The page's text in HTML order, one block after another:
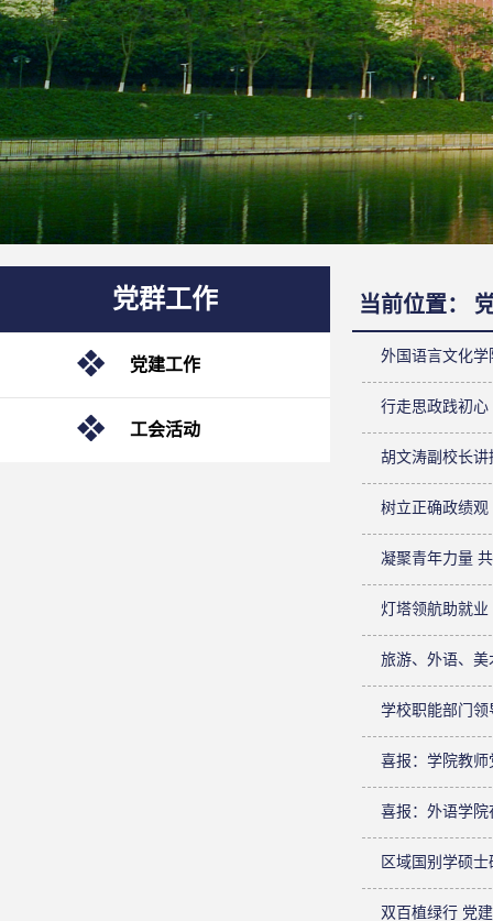
党群工作
党建工作
工会活动
当前位置：
外国语言文化
行走思政践初
胡文涛副校长讲
树立正确政绩
凝聚青年力量
灯塔领航助就
旅游、外语、美
学校职能部门
喜报：学院教师
喜报：外语学
区域国别学硕
双百植绿行 党